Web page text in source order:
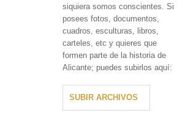
siquiera somos conscientes. Si
posees fotos, documentos,
cuadros, esculturas, libros,
carteles, etc y quieres que
formen parte de la historia de
Alicante; puedes subirlos aquí:
SUBIR ARCHIVOS